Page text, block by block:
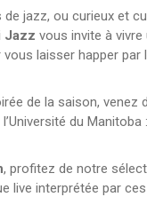
jazz, ou curieux et
Jazz vous invite à
laisser happer par
de la saison, venez
du Manitoba :
, profitez de notre
live interprétée par